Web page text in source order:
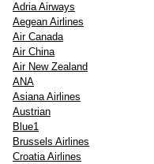
Adria Airways
Aegean Airlines
Air Canada
Air China
Air New Zealand
ANA
Asiana Airlines
Austrian
Blue1
Brussels Airlines
Croatia Airlines